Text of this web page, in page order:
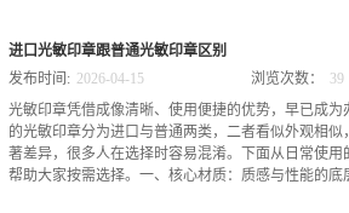
进口光敏印章跟普通光敏印章区别
光敏印章凭借成像清晰、使用便捷的优势，早已成
的光敏印章分为进口与普通两类，二者看似外观相
著差异，很多人在选择时容易混淆。下面从日常使用
帮助大家按需选择。一、核心材质：质感与性能的底
发布时间: 2026-04-15 浏览次数： 39